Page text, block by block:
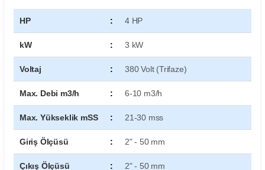
HP : 4 HP
kW : 3 kW
Voltaj : 380 Volt (Trifaze)
Max. Debi m3/h : 6-10 m3/h
Max. Yükseklik mSS : 21-30 mss
Giriş Ölçüsü : 2" - 50 mm
Çıkış Ölçüsü : 2" - 50 mm